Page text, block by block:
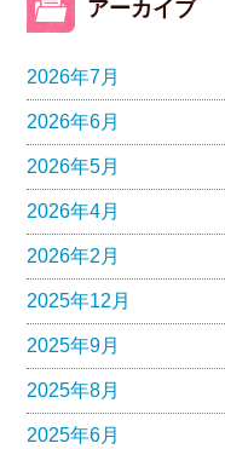
アーカイブ
2026年7月
2026年6月
2026年5月
2026年4月
2026年2月
2025年12月
2025年9月
2025年8月
2025年6月